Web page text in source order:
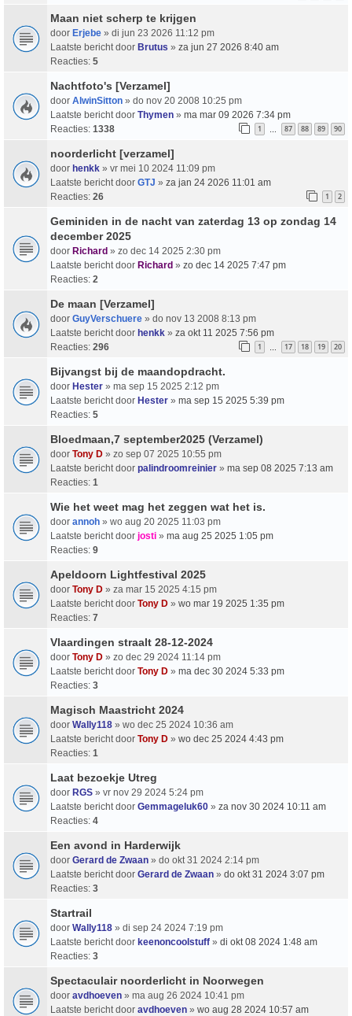
Maan niet scherp te krijgen
door Erjebe » di jun 23 2026 11:12 pm
Laatste bericht door Brutus » za jun 27 2026 8:40 am
Reacties: 5
Nachtfoto's [Verzamel]
door AlwinSitton » do nov 20 2008 10:25 pm
Laatste bericht door Thymen » ma mar 09 2026 7:34 pm
Reacties: 1338 1 … 87 88 89 90
noorderlicht [verzamel]
door henkk » vr mei 10 2024 11:09 pm
Laatste bericht door GTJ » za jan 24 2026 11:01 am
Reacties: 26 1 2
Geminiden in de nacht van zaterdag 13 op zondag 14
december 2025
door Richard » zo dec 14 2025 2:30 pm
Laatste bericht door Richard » zo dec 14 2025 7:47 pm
Reacties: 2
De maan [Verzamel]
door GuyVerschuere » do nov 13 2008 8:13 pm
Laatste bericht door henkk » za okt 11 2025 7:56 pm
Reacties: 296 1 … 17 18 19 20
Bijvangst bij de maandopdracht.
door Hester » ma sep 15 2025 2:12 pm
Laatste bericht door Hester » ma sep 15 2025 5:39 pm
Reacties: 5
Bloedmaan,7 september2025 (Verzamel)
door Tony D » zo sep 07 2025 10:55 pm
Laatste bericht door palindroomreinier » ma sep 08 2025 7:13 am
Reacties: 1
Wie het weet mag het zeggen wat het is.
door annoh » wo aug 20 2025 11:03 pm
Laatste bericht door josti » ma aug 25 2025 1:05 pm
Reacties: 9
Apeldoorn Lightfestival 2025
door Tony D » za mar 15 2025 4:15 pm
Laatste bericht door Tony D » wo mar 19 2025 1:35 pm
Reacties: 7
Vlaardingen straalt 28-12-2024
door Tony D » zo dec 29 2024 11:14 pm
Laatste bericht door Tony D » ma dec 30 2024 5:33 pm
Reacties: 3
Magisch Maastricht 2024
door Wally118 » wo dec 25 2024 10:36 am
Laatste bericht door Tony D » wo dec 25 2024 4:43 pm
Reacties: 1
Laat bezoekje Utreg
door RGS » vr nov 29 2024 5:24 pm
Laatste bericht door Gemmageluk60 » za nov 30 2024 10:11 am
Reacties: 4
Een avond in Harderwijk
door Gerard de Zwaan » do okt 31 2024 2:14 pm
Laatste bericht door Gerard de Zwaan » do okt 31 2024 3:07 pm
Reacties: 3
Startrail
door Wally118 » di sep 24 2024 7:19 pm
Laatste bericht door keenoncoolstuff » di okt 08 2024 1:48 am
Reacties: 3
Spectaculair noorderlicht in Noorwegen
door avdhoeven » ma aug 26 2024 10:41 pm
Laatste bericht door avdhoeven » wo aug 28 2024 10:57 am